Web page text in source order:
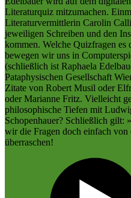
Literaturquiz mitzumachen.
Literaturvermittlerin Carolin
jeweiligen Schreiben und den
kommen. Welche Quizfragen
bewegen wir uns in
(schließlich ist Raphaela
Pataphysischen Gesellschaft
Zitate von Robert Musil oder
oder Marianne Fritz. Vielleicht
philosophische Tiefen mit
Schopenhauer? Schließlich gilt:
wir die Fragen doch einfach von
überraschen!